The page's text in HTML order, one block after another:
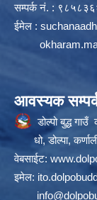
सम्पर्क न‌ं. :
ईमेल :
आवस्यक
डोल्पो बुद्ध गाउँ
धो, डोल्पा,
वेबसाईट:
इमेल: